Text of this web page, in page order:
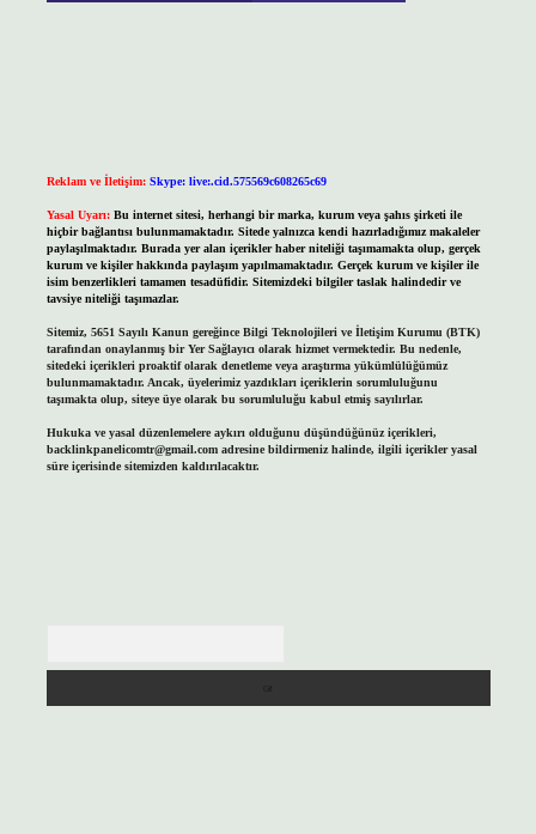
Reklam ve İletişim: Skype: live:.cid.575569c608265c69
Yasal Uyarı: Bu internet sitesi, herhangi bir marka, kurum veya şahıs şirketi ile
hiçbir bağlantısı bulunmamaktadır. Sitede yalnızca kendi hazırladığımız makaleler
paylaşılmaktadır. Burada yer alan içerikler haber niteliği taşımamakta olup, gerçek
kurum ve kişiler hakkında paylaşım yapılmamaktadır. Gerçek kurum ve kişiler ile
isim benzerlikleri tamamen tesadüfidir. Sitemizdeki bilgiler taslak halindedir ve
tavsiye niteliği taşımazlar.
Sitemiz, 5651 Sayılı Kanun gereğince Bilgi Teknolojileri ve İletişim Kurumu (BTK)
tarafından onaylanmış bir Yer Sağlayıcı olarak hizmet vermektedir. Bu nedenle,
sitedeki içerikleri proaktif olarak denetleme veya araştırma yükümlülüğümüz
bulunmamaktadır. Ancak, üyelerimiz yazdıkları içeriklerin sorumluluğunu
taşımakta olup, siteye üye olarak bu sorumluluğu kabul etmiş sayılırlar.
Hukuka ve yasal düzenlemelere aykırı olduğunu düşündüğünüz içerikleri,
backlinkpanelicomtr@gmail.comadresine bildirmeniz halinde, ilgili içerikler yasal
süre içerisinde sitemizden kaldırılacaktır.